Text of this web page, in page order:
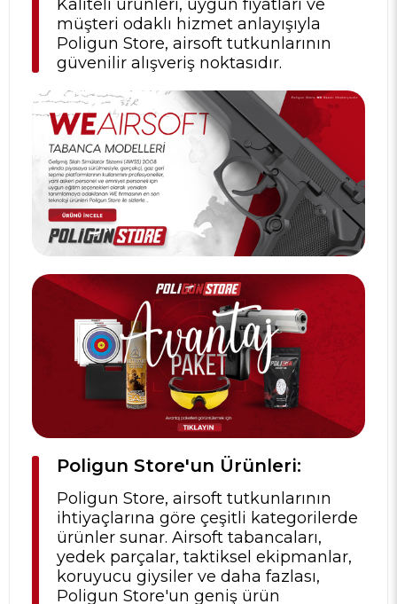
Kaliteli ürünleri, uygun fiyatları ve
müşteri odaklı hizmet anlayışıyla
Poligun Store, airsoft tutkunlarının
güvenilir alışveriş noktasıdır.
Poligun Store'un Ürünleri:
Poligun Store, airsoft tutkunlarının
ihtiyaçlarına göre çeşitli kategorilerde
ürünler sunar. Airsoft tabancaları,
yedek parçalar, taktiksel ekipmanlar,
koruyucu giysiler ve daha fazlası,
Poligun Store'un geniş ürün